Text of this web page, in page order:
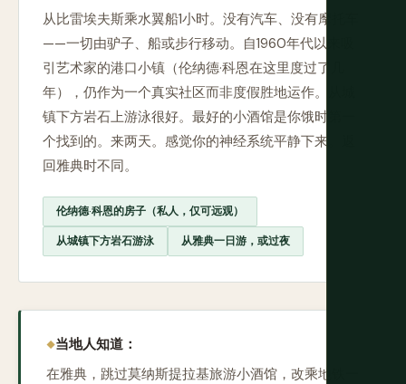
从比雷埃夫斯乘水翼船1小时。没有汽车、没有摩托车
——一切由驴子、船或步行移动。自1960年代以来吸
引艺术家的港口小镇（伦纳德·科恩在这里度过了几
年），仍作为一个真实社区而非度假胜地运作。从城
镇下方岩石上游泳很好。最好的小酒馆是你饿时第一
个找到的。来两天。感觉你的神经系统平静下来。返
回雅典时不同。
伦纳德·科恩的房子（私人，仅可远观）
从城镇下方岩石游泳 从雅典一日游，或过夜
当地人知道：
在雅典，跳过莫纳斯提拉基旅游小酒馆，改乘地铁一